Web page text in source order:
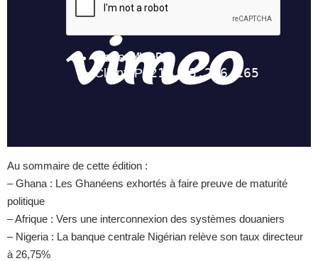
Au sommaire de cette édition :
– Ghana : Les Ghanéens exhortés à faire preuve de maturité
politique
– Afrique : Vers une interconnexion des systèmes douaniers
– Nigeria : La banque centrale Nigérian relève son taux directeur
à 26,75%